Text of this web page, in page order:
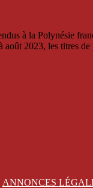
à la Polynésie
2023, les titres
ANNONCES